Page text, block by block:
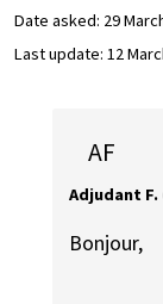
Date asked: 29
Last update: 12
AF
Adjudant F.
Bonjour,